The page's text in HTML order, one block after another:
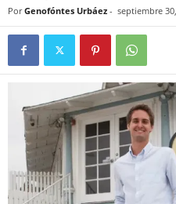
Por Genofóntes Urbáez - septiembre